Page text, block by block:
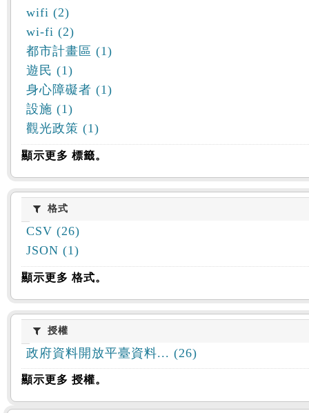
wifi (2)
wi-fi (2)
都市計畫區 (1)
遊民 (1)
身心障礙者 (1)
設施 (1)
觀光政策 (1)
顯示更多 標籤。
格式格式
CSV (26)
JSON (1)
顯示更多 格式。
授權授權
政府資料開放平臺資料... (26)
顯示更多 授權。